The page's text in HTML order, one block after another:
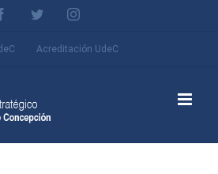
FacebookTwitterInstagram
Acreditación UdeC